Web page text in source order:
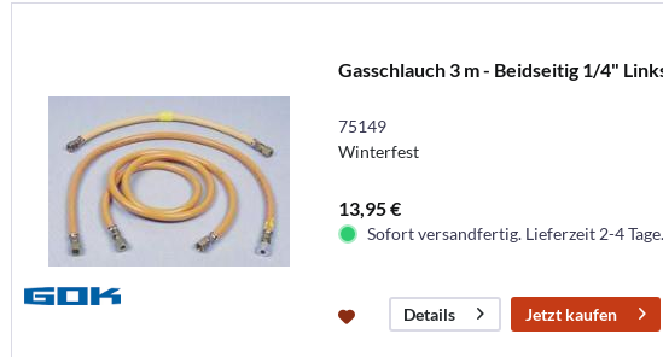
Gasschlauch 3 m - Beidseitig 1/4"
75149
Winterfest
13,95 €
Sofort versandfertig. Lieferzeit 2-4 Tage.
Details Jetzt kaufen